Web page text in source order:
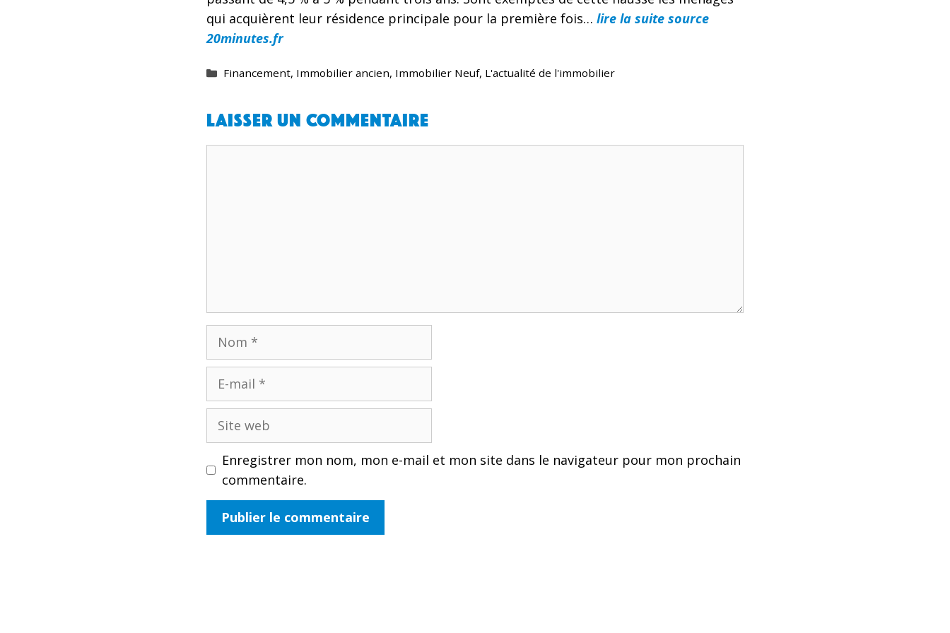
qui acquièrent leur résidence principale pour la première fois… lire la suite source
20minutes.fr
Catégories
Financement, Immobilier ancien, Immobilier Neuf, L'actualité de l'immobilier
Laisser un commentaire
Nom
Site
Enregistrer mon nom, mon e-mail et mon site dans le navigateur pour mon prochain
commentaire.